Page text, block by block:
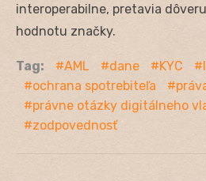
interoperabilne, pretavia
hodnotu značky.
Tag: AML dane KYC
ochrana spotrebiteľa
právne otázky digitálneho
zodpovednosť